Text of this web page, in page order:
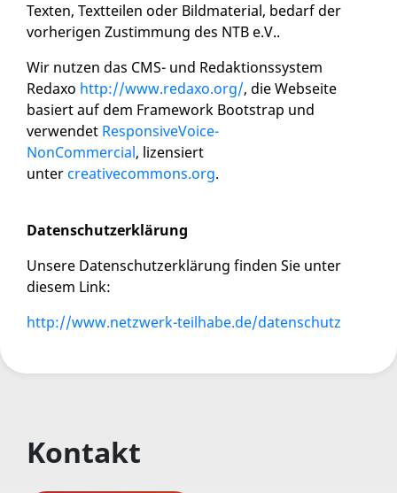
Texten, Textteilen oder Bildmaterial, bedarf der
vorherigen Zustimmung des NTB e.V..
Wir nutzen das CMS- und Redaktionssystem
Redaxo http://www.redaxo.org/, die Webseite
basiert auf dem Framework Bootstrap und
verwendet ResponsiveVoice-
NonCommercial, lizensiert
untercreativecommons.org.
Datenschutzerklärung
Unsere Datenschutzerklärung finden Sie unter
diesem Link:
http://www.netzwerk-teilhabe.de/datenschutz
Kontakt